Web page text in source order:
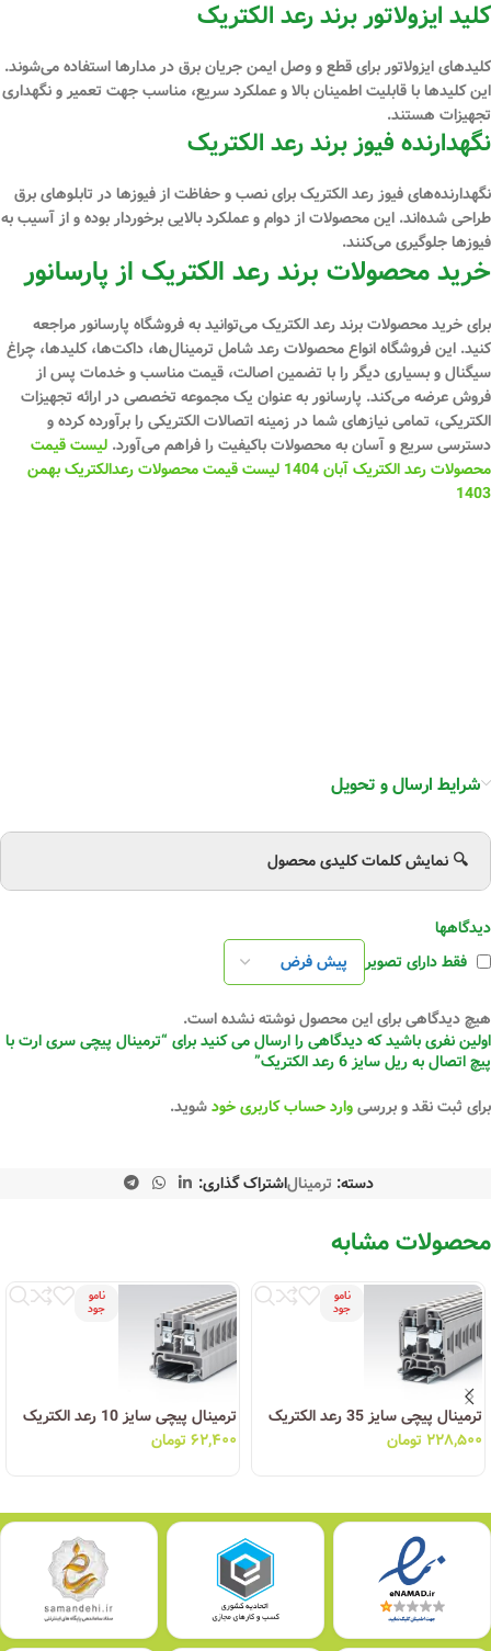
کلید ایزولاتور برند رعد الکتریک
کلیدهای ایزولاتور برای قطع و وصل ایمن جریان برق در مدارها استفاده می‌شوند.
این کلیدها با قابلیت اطمینان بالا و عملکرد سریع، مناسب جهت تعمیر و نگهداری
تجهیزات هستند.
نگهدارنده فیوز برند رعد الکتریک
نگهدارنده‌های فیوز رعد الکتریک برای نصب و حفاظت از فیوزها در تابلوهای برق
طراحی شده‌اند. این محصولات از دوام و عملکرد بالایی برخوردار بوده و از آسیب به
فیوزها جلوگیری می‌کنند.
خرید محصولات برند رعد الکتریک از پارسانور
برای خرید محصولات برند رعد الکتریک می‌توانید به فروشگاه پارسانور مراجعه
کنید. این فروشگاه انواع محصولات رعد شامل ترمینال‌ها، داکت‌ها، کلیدها، چراغ
سیگنال و بسیاری دیگر را با تضمین اصالت، قیمت مناسب و خدمات پس از
فروش عرضه می‌کند. پارسانور به عنوان یک مجموعه تخصصی در ارائه تجهیزات
الکتریکی، تمامی نیازهای شما در زمینه اتصالات الکتریکی را برآورده کرده و
دسترسی سریع و آسان به محصولات باکیفیت را فراهم می‌آورد. لیست قیمت
محصولات رعد الکتریک آبان 1404
لیست قیمت محصولات رعدالکتریک بهمن
1403
شرایط ارسال و تحویل
🔍 نمایش کلمات کلیدی محصول
دیدگاهها
فقط دارای تصویر
هیچ دیدگاهی برای این محصول نوشته نشده است.
اولین نفری باشید که دیدگاهی را ارسال می کنید برای “ترمینال پیچی سری ارت با
پیچ اتصال به ریل سایز 6 رعد الکتریک”
برای ثبت نقد و بررسیوارد حساب کاربری خودشوید.
دسته: ترمینالاشتراک گذاری:
محصولات مشابه
نامو
جود
ترمینال پیچی سایز 35 رعد الکتریک
۲۲۸,۵۰۰ تومان
نامو
جود
ترمینال پیچی سایز 10 رعد الکتریک
۶۲,۴۰۰تومان